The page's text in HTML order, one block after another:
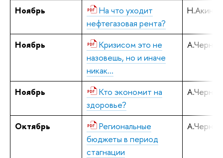
Ноябрь
На что уходит
нефтегазовая рента?
Ноябрь
Кризисом это не
назовешь, но и иначе
никак…
Ноябрь
Кто экономит на
здоровье?
Октябрь
Региональные
бюджеты в период
стагнации